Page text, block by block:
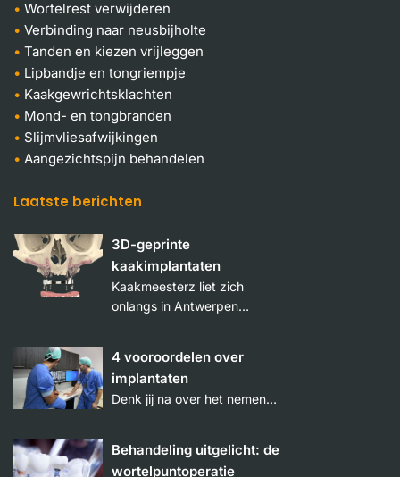
Wortelrest verwijderen
Verbinding naar neusbijholte
Tanden en kiezen vrijleggen
Lipbandje en tongriempje
Kaakgewrichtsklachten
Mond- en tongbranden
Slijmvliesafwijkingen
Aangezichtspijn behandelen
Laatste berichten
3D-geprinte
kaakimplantaten
Kaakmeesterz liet zich
onlangs in Antwerpen…
4 vooroordelen over
implantaten
Denk jij na over het nemen…
Behandeling uitgelicht: de
wortelpuntoperatie